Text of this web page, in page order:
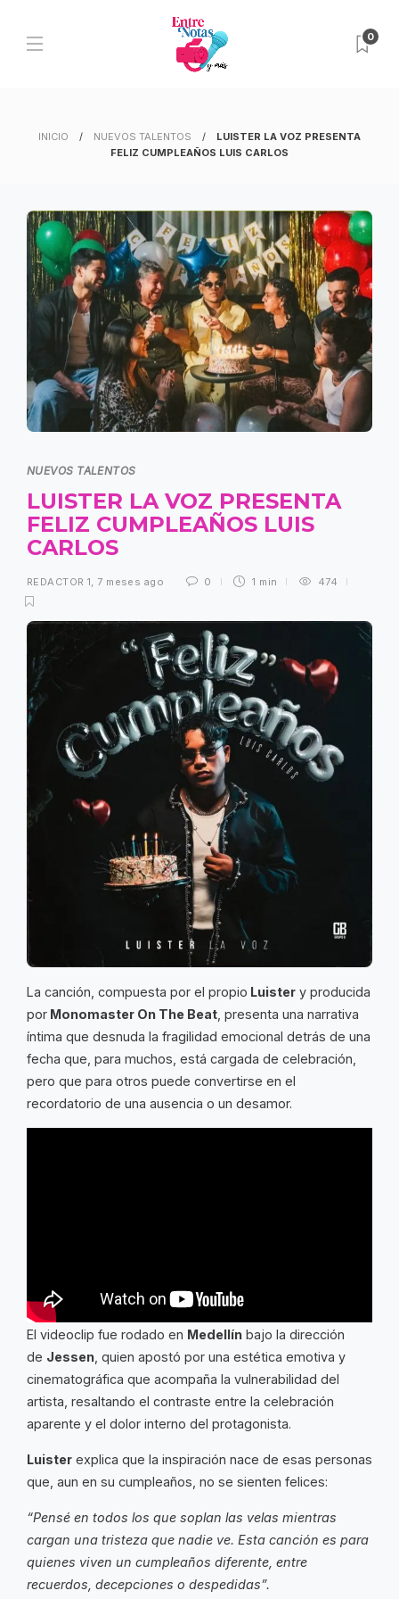
0
INICIO NUEVOS TALENTOS
LUISTER LA VOZ PRESENTA
FELIZ CUMPLEAÑOS LUIS CARLOS
NUEVOS TALENTOS
LUISTER LA VOZ PRESENTA
FELIZ CUMPLEAÑOS LUIS
CARLOS
REDACTOR 1, 7 meses ago 0 1 min 474
La canción, compuesta por el propio Luister y producida
por Monomaster On The Beat , presenta una narrativa
íntima que desnuda la fragilidad emocional detrás de una
fecha que, para muchos, está cargada de celebración,
pero que para otros puede convertirse en el
recordatorio de una ausencia o un desamor.
El videoclip fue rodado en Medellín bajo la dirección
de Jessen , quien apostó por una estética emotiva y
cinematográfica que acompaña la vulnerabilidad del
artista, resaltando el contraste entre la celebración
aparente y el dolor interno del protagonista.
Luister explica que la inspiración nace de esas personas
que, aun en su cumpleaños, no se sienten felices:
“Pensé en todos los que soplan las velas mientras
cargan una tristeza que nadie ve. Esta canción es para
quienes viven un cumpleaños diferente, entre
recuerdos, decepciones o despedidas”.